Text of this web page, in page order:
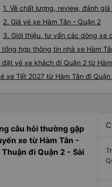
1. Về chất lượng, review, đánh
2. Giá vé xe Hàm Tân - Quận 2
3. Giới thiệu, tư vấn các dòng xe
tổng hợp thông tin nhà xe Hàm
đặt vé xe khách đi Quận 2 từ
xe Tết 2027 từ Hàm Tân đi Quận
câu hỏi thường gặp
xe từ Hàm Tân -
Thuận đi Quận 2 - Sài